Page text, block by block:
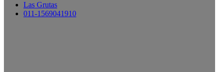
Las Grutas
011-1569041910